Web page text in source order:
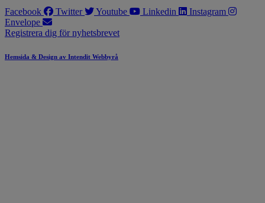
Facebook
Twitter Youtube Linkedin
Instagram
Envelope
Registrera dig för nyhetsbrevet
Hemsida & Design av Intendit Webbyrå